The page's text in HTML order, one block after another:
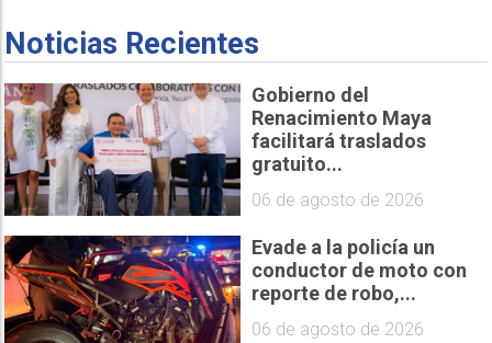
Noticias Recientes
Gobierno del
Renacimiento Maya
facilitará traslados
gratuito...
06 de agosto de 2026
Evade a la policía un
conductor de moto con
reporte de robo,...
06 de agosto de 2026